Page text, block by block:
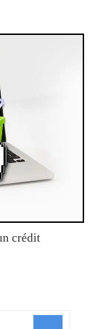
crédit